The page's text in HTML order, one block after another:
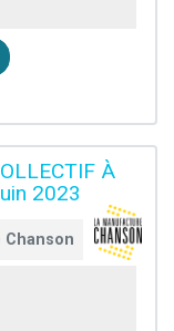
À
2023
Chanson